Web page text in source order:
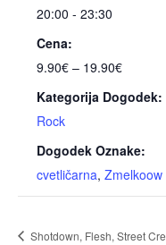
20:00 - 23:30
Cena:
9.90€ – 19.90€
Kategorija Dogodek:
Rock
Dogodek Oznake:
cvetličarna, Zmelkoow
Shotdown, Flesh, Street